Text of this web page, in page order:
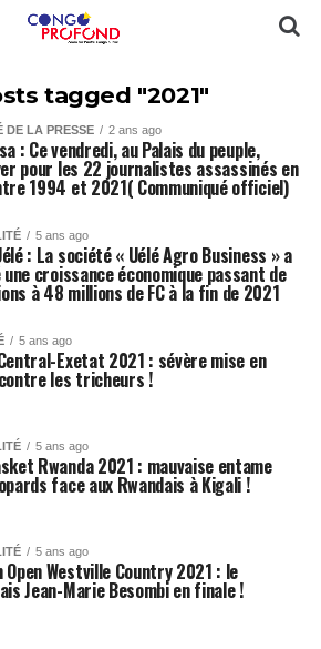
tagged "2021"
DE LA PRESSE 2 ans ago
: Ce vendredi, au Palais du peuple,
pour les 22 journalistes assassinés en
1994 et 2021( Communiqué officiel)
5 ans ago
: La société « Uélé Agro Business » a
croissance économique passant de
à 48 millions de FC à la fin de 2021
5 ans ago
Exetat 2021 : sévère mise en
les tricheurs !
5 ans ago
Rwanda 2021 : mauvaise entame
face aux Rwandais à Kigali !
5 ans ago
Open Westville Country 2021 : le
Jean-Marie Besombi en finale !